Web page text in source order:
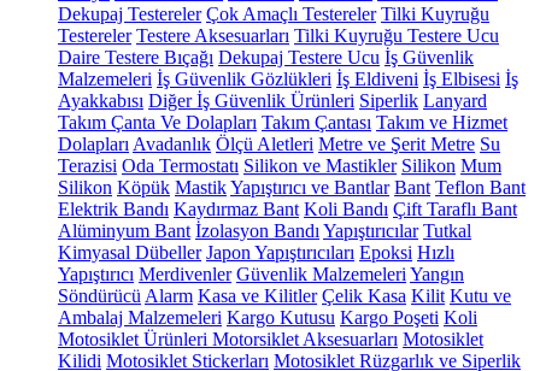
Dekupaj Testereler Çok Amaçlı Testereler Tilki Kuyruğu
Testereler Testere Aksesuarları Tilki Kuyruğu Testere Ucu
Daire Testere Bıçağı Dekupaj Testere Ucu İş Güvenlik
Malzemeleri İş Güvenlik Gözlükleri İş Eldiveni İş Elbisesi İş
Ayakkabısı Diğer İş Güvenlik Ürünleri Siperlik Lanyard
Takım Çanta Ve Dolapları Takım Çantası Takım ve Hizmet
Dolapları Avadanlık Ölçü Aletleri Metre ve Şerit Metre Su
Terazisi Oda Termostatı Silikon ve Mastikler Silikon Mum
Silikon Köpük MastikYapıştırıcı ve Bantlar Bant Teflon Bant
Elektrik Bandı Kaydırmaz Bant Koli Bandı Çift Taraflı Bant
Alüminyum Bant İzolasyon Bandı Yapıştırıcılar Tutkal
Kimyasal Dübeller Japon Yapıştırıcıları Epoksi Hızlı
Yapıştırıcı Merdivenler Güvenlik Malzemeleri Yangın
Söndürücü Alarm Kasa ve Kilitler Çelik Kasa Kilit Kutu ve
Ambalaj Malzemeleri Kargo Kutusu Kargo Poşeti Koli
Motosiklet Ürünleri Motorsiklet Aksesuarları Motosiklet
Kilidi Motosiklet Stickerları Motosiklet Rüzgarlık ve Siperlik